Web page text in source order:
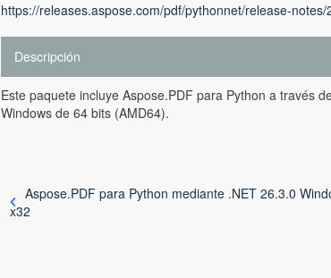
https://releases.aspose.com/pdf/pythonnet/release-
Descripción
Este paquete incluye Aspose.PDF para Python a través
Windows de 64 bits (AMD64).
Aspose.PDF para Python mediante .NET 26.3.0
x32